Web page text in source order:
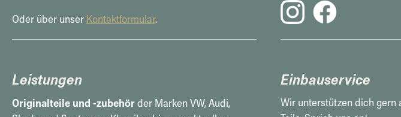
Oder über unser Kontaktformular.
Leistungen
Originalteile und -zubehörder Marken VW, Audi,
Einbauservice
Wir unterstützen dich